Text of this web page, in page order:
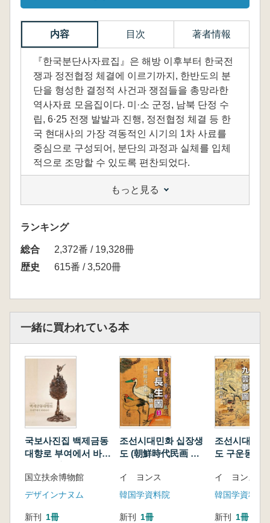
内容 目次 著者情報
『한국분단사자료집』은 해방 이후부터 한국전
쟁과 정전협정 체결에 이르기까지, 한반도의 분
단을 형성한 결정적 사건과 쟁점들을 총망라한
역사자료 모음집이다. 미·소 군정, 남북 단정 수
립, 6·25 전쟁 발발과 진행, 정전협정 체결 등 한
국 현대사의 가장 격동적인 시기의 1차 사료를
중심으로 구성되어, 분단의 과정과 실체를 입체
적으로 조망할 수 있도록 편찬되었다.
해방 이후 국내외의 정치적 이해관계가 어떻게
한반도의 영구적 분단으로 귀결되었는지를 보여
주는 이 자료집은, 단순한 역사 해설을 넘어, 당
시 발표된 정부 문서, 외교문서, 성명서, 연설문,
회담기록, 신문 기사 등 원자료를 충실히 담아 연
구자뿐 아니라 일반 독자도 쉽게 접근할 수 있도
もっと見る
ランキング
総合
2,372番 / 19,328冊
歴史
615番 / 3,520冊
一緒に買われている本
국보사진집 백제금동
대향로 부여에서 바라
済金銅大香炉 扶余か
ら望む)
国立扶余博物館
デザインナヌム
新刊 1冊
조선시대민화 십장생
도 (朝鮮時代民画 十
イ ヨンス
韓国学資料院
新刊 1冊
조선시대 민
도 구운몽도
雲夢図 1)
イ ヨンス
韓国学資料院
新刊 1冊